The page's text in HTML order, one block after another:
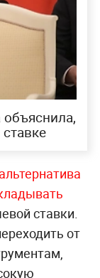
ставки.
от